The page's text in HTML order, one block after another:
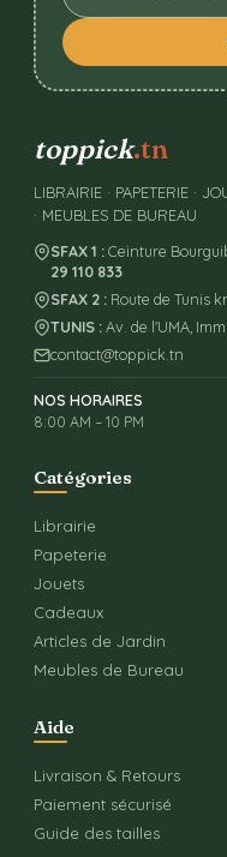
toppick.tn
LIBRAIRIE · PAPETERIE ·
· MEUBLES DE BUREAU
SFAX 1 : Ceinture
29 110 833
SFAX 2 : Route de Tunis
TUNIS : Av. de l'UMA,
contact@toppick.tn
NOS HORAIRES
8:00 AM – 10 PM
Catégories
Librairie
Papeterie
Jouets
Cadeaux
Articles de Jardin
Meubles de Bureau
Aide
Livraison & Retours
Paiement sécurisé
Guide des tailles